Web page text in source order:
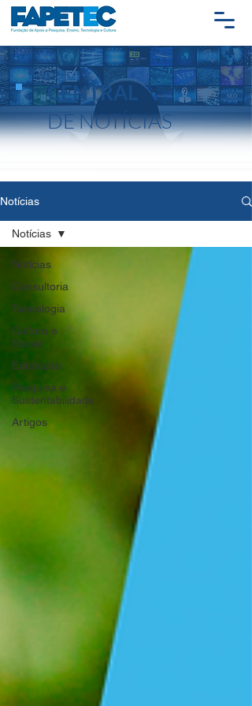
CENTRAL
DE NOTÍCIAS
Notícias
Notícias
Consultoria
Tecnologia
Cultura e
Social
Educação
Pesquisa e
Sustentabilidade
Artigos
Notícias